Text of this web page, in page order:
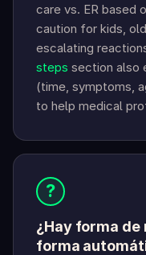
care vs. ER based
caution for kids,
escalating
steps section also
(time, symptoms,
to help medical
?
¿Hay forma
forma